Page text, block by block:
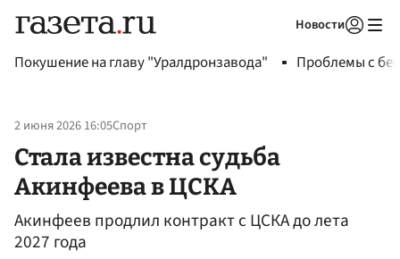
Новости
Покушение на главу "Уралдронзавода" Проблемы с
2 июня 2026 16:05Спорт
Стала известна судьба
Акинфеева в ЦСКА
Акинфеев продлил контракт с ЦСКА до лета
2027 года